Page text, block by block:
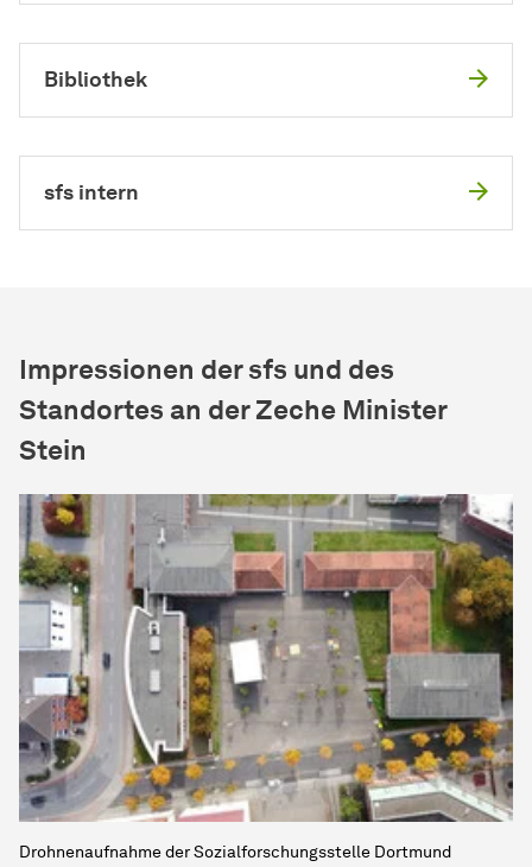
Bibliothek
sfs intern
Impressionen der sfs und des
Standortes an der Zeche Minister
Stein
Drohnenaufnahme derSozial­forschungs­stelle Dortmund